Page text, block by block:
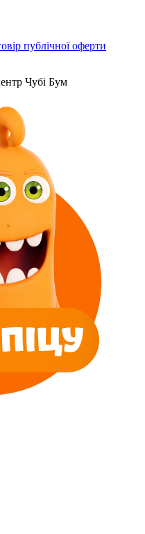
публічної оферти
Чубі Бум